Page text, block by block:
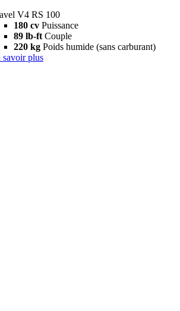
V4 RS 100
180 cv Puissance
89 lb-ft Couple
220 kg Poids humide (sans carburant)
savoir plus